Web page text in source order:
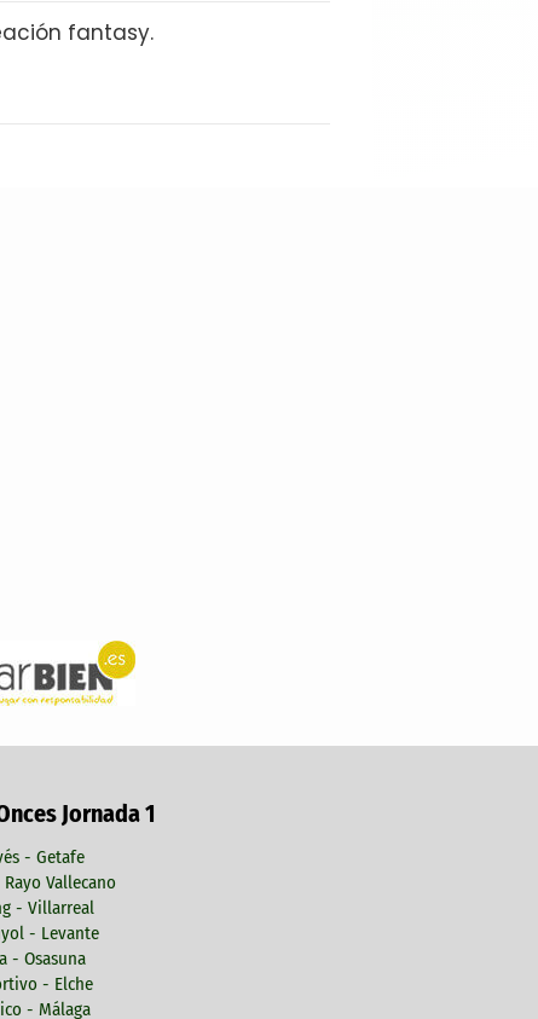
fantasy.
Jornada 1
- Getafe
Vallecano
- Villarreal
- Levante
- Osasuna
- Elche
- Málaga